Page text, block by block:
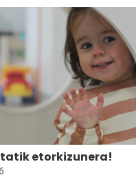
etorkizunera!